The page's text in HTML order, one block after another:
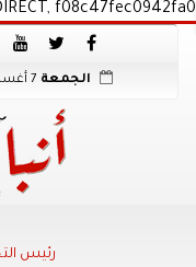
f08c47fec0942fa0
الجمعة
رئيس